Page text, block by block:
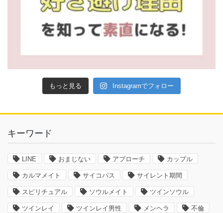
もっと見る Instagramでフォロー
キーワード
LINE おまじない アプローチ カップル
カルマメイト サイコパス サイレント期間
スピリチュアル ソウルメイト ツインソウル
ツインレイ ツインレイ男性 メンヘラ 不倫